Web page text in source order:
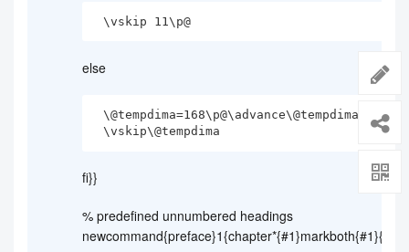
\vskip 11\p@
else
\@tempdima=168\p@\advance\@tempdima by-\pagetotal
\vskip\@tempdima
fi}}
% predefined unnumbered headings
newcommand{preface}1{chapter*{#1}markboth{#1}{#1}}